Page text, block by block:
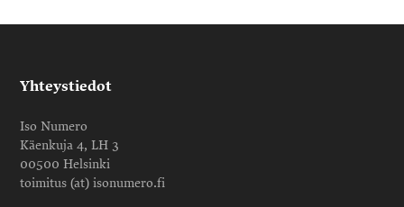
Yhteystiedot
Iso Numero
Käenkuja 4, LH 3
00500 Helsinki
toimitus (at) isonumero.fi